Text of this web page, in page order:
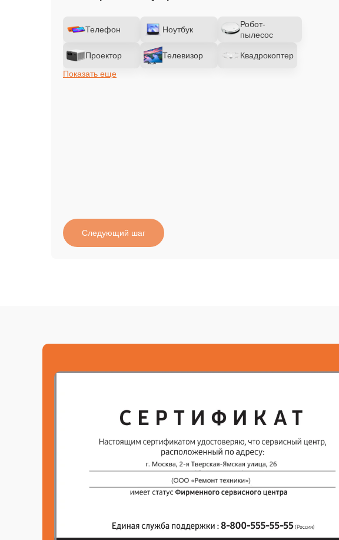
Телефон Ноутбук
Робот-
пылесос
Проектор Телевизор
Квадрокоптер
Показать еще
Следующий шаг